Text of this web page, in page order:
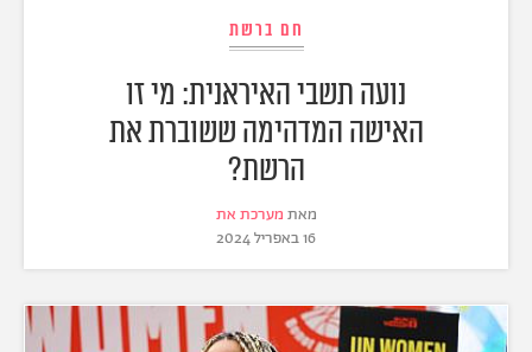
חם ברשת
נועה תשבי האיראנית: מי זו
האישה המדהימה ששוברת את
הרשת?
מאת מערכת את
16 באפריל 2024